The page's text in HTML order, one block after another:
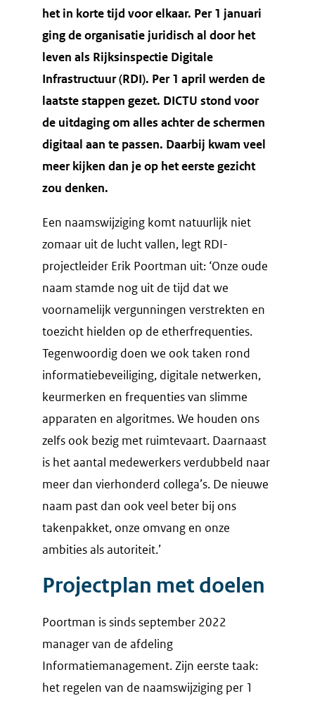
het in korte tijd voor elkaar. Per 1 januari
ging de organisatie juridisch al door het
leven als Rijksinspectie Digitale
Infrastructuur (RDI). Per 1 april werden de
laatste stappen gezet. DICTU stond voor
de uitdaging om alles achter de schermen
digitaal aan te passen. Daarbij kwam veel
meer kijken dan je op het eerste gezicht
zou denken.
Een naamswijziging komt natuurlijk niet
zomaar uit de lucht vallen, legt RDI-
projectleider Erik Poortman uit: ‘Onze oude
naam stamde nog uit de tijd dat we
voornamelijk vergunningen verstrekten en
toezicht hielden op de etherfrequenties.
Tegenwoordig doen we ook taken rond
informatiebeveiliging, digitale netwerken,
keurmerken en frequenties van slimme
apparaten en algoritmes. We houden ons
zelfs ook bezig met ruimtevaart. Daarnaast
is het aantal medewerkers verdubbeld naar
meer dan vierhonderd collega’s. De nieuwe
naam past dan ook veel beter bij ons
takenpakket, onze omvang en onze
ambities als autoriteit.’
Projectplan met doelen
Poortman is sinds september 2022
manager van de afdeling
Informatiemanagement. Zijn eerste taak:
het regelen van de naamswijziging per 1